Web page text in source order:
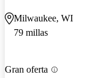
Milwaukee, WI
79 millas
Gran oferta